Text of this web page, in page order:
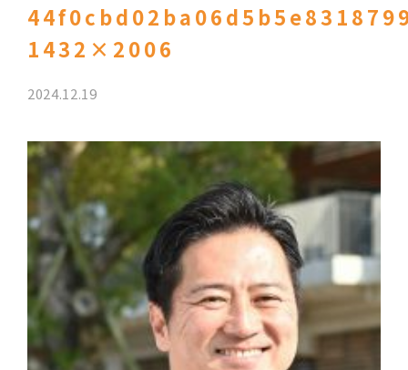
1432×2006
2024.12.19